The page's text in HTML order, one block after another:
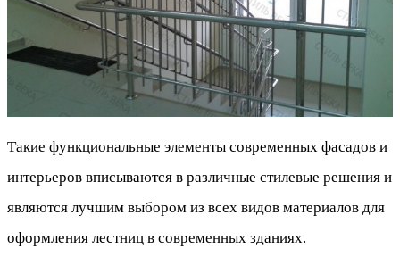
Такие функциональные элементы современных фасадов и
интерьеров вписываются в различные стилевые решения и
являются лучшим выбором из всех видов материалов для
оформления лестниц в современных зданиях.